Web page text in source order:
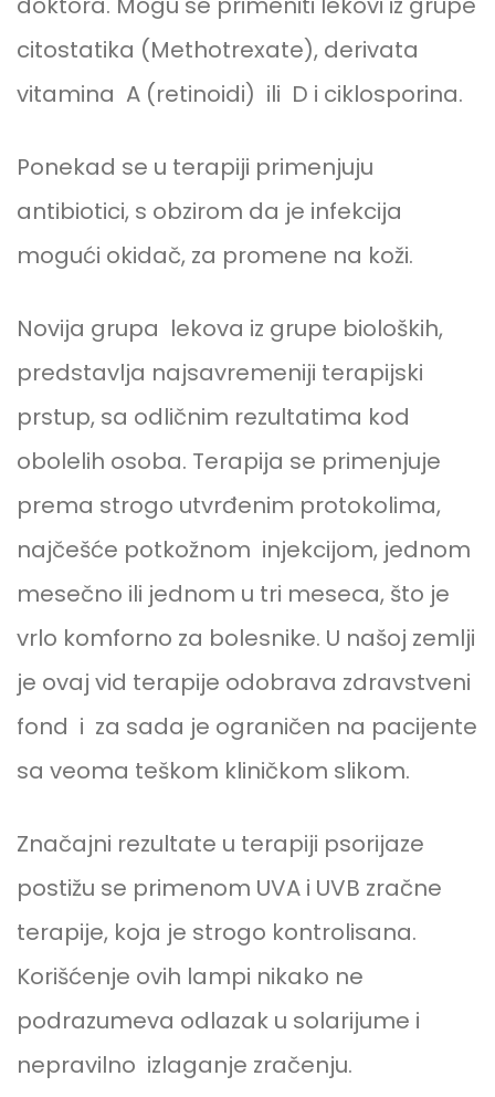
citostatika (Methotrexate), derivata
vitamina A (retinoidi) ili D i ciklosporina.
Ponekad se u terapiji primenjuju
antibiotici, s obzirom da je infekcija
mogući okidač, za promene na koži.
Novija grupa lekova iz grupe bioloških,
predstavlja najsavremeniji terapijski
prstup, sa odličnim rezultatima kod
obolelih osoba. Terapija se primenjuje
prema strogo utvrđenim protokolima,
najčešće potkožnom injekcijom, jednom
mesečno ili jednom u tri meseca, što je
vrlo komforno za bolesnike. U našoj zemlji
je ovaj vid terapije odobrava zdravstveni
fond i za sada je ograničen na pacijente
sa veoma teškom kliničkom slikom.
Značajni rezultate u terapiji psorijaze
postižu se primenom UVA i UVB zračne
terapije, koja je strogo kontrolisana.
Korišćenje ovih lampi nikako ne
podrazumeva odlazak u solarijume i
nepravilno izlaganje zračenju.